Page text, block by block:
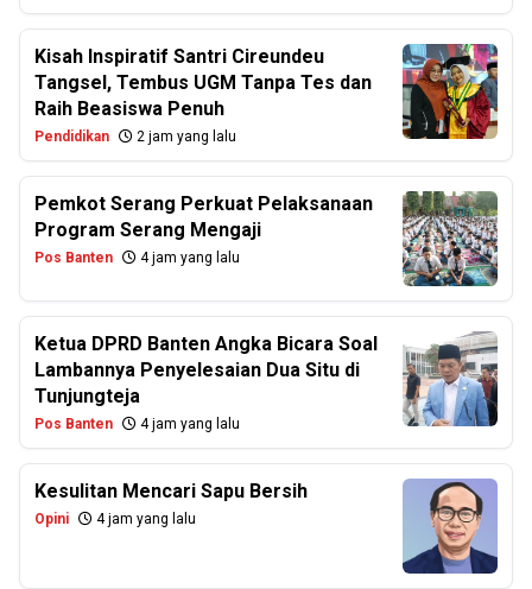
Kisah Inspiratif Santri Cireundeu
Tangsel, Tembus UGM Tanpa Tes dan
Raih Beasiswa Penuh
Pendidikan 2 jam yang lalu
Pemkot Serang Perkuat Pelaksanaan
Program Serang Mengaji
Pos Banten 4 jam yang lalu
Ketua DPRD Banten Angka Bicara Soal
Lambannya Penyelesaian Dua Situ di
Tunjungteja
Pos Banten 4 jam yang lalu
Kesulitan Mencari Sapu Bersih
Opini 4 jam yang lalu